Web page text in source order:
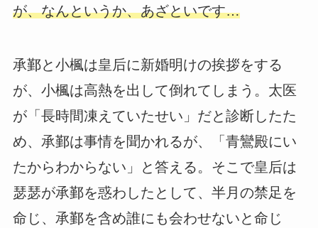
が、なんというか、あざといです…
承鄞と小楓は皇后に新婚明けの挨拶をする
が、小楓は高熱を出して倒れてしまう。太医
が「長時間凍えていたせい」だと診断したた
め、承鄞は事情を聞かれるが、「青鸞殿にい
たからわからない」と答える。そこで皇后は
瑟瑟が承鄞を惑わしたとして、半月の禁足を
命じ、承鄞を含め誰にも会わせないと命じ